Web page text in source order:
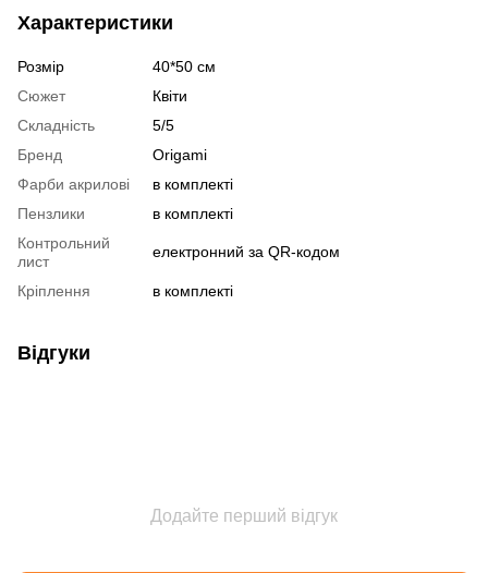
Характеристики
Розмір
40*50 см
Сюжет
Квіти
Складність
5/5
Бренд
Origami
Фарби акрилові
в комплекті
Пензлики
в комплекті
Контрольний
лист
електронний за QR-кодом
Кріплення в комплекті
Відгуки
Додайте перший відгук